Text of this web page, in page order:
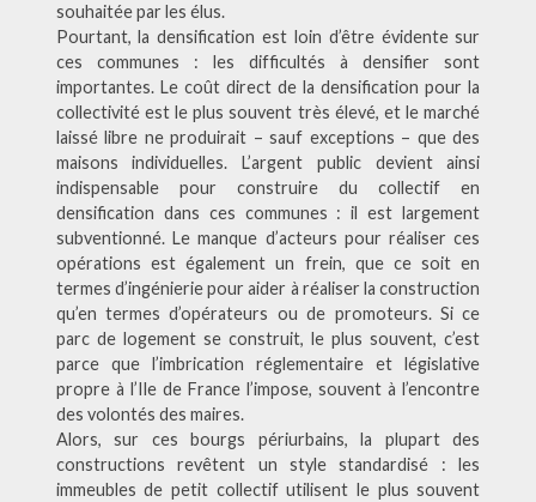
souhaitée par les élus.
Pourtant, la densification est loin d’être évidente sur
ces communes : les difficultés à densifier sont
importantes. Le coût direct de la densification pour la
collectivité est le plus souvent très élevé, et le marché
laissé libre ne produirait – sauf exceptions – que des
maisons individuelles. L’argent public devient ainsi
indispensable pour construire du collectif en
densification dans ces communes : il est largement
subventionné. Le manque d’acteurs pour réaliser ces
opérations est également un frein, que ce soit en
termes d’ingénierie pour aider à réaliser la construction
qu’en termes d’opérateurs ou de promoteurs. Si ce
parc de logement se construit, le plus souvent, c’est
parce que l’imbrication réglementaire et législative
propre à l’Ile de France l’impose, souvent à l’encontre
des volontés des maires.
Alors, sur ces bourgs périurbains, la plupart des
constructions revêtent un style standardisé : les
immeubles de petit collectif utilisent le plus souvent